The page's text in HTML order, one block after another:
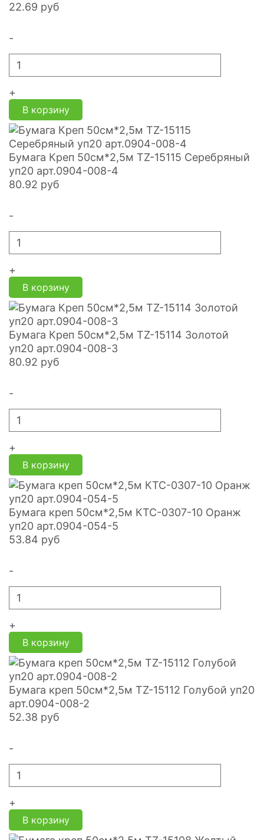
22.69 руб
-
+
В корзину
Бумага Креп 50см*2,5м TZ-15115 Серебряный
уп20 арт.0904-008-4
80.92 руб
-
+
В корзину
Бумага Креп 50см*2,5м TZ-15114 Золотой
уп20 арт.0904-008-3
80.92 руб
-
+
В корзину
Бумага креп 50см*2,5м КТС-0307-10 Оранж
уп20 арт.0904-054-5
53.84 руб
-
+
В корзину
Бумага креп 50см*2,5м TZ-15112 Голубой уп20
арт.0904-008-2
52.38 руб
-
+
В корзину